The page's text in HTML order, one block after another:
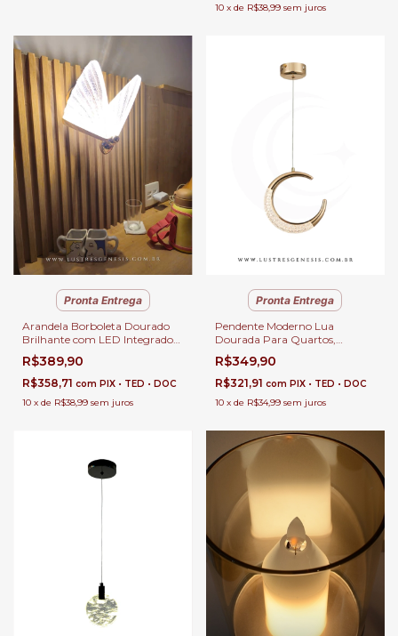
10 x de R$38,99 sem juros
Pronta Entrega
Arandela Borboleta Dourado
Brilhante com LED Integrado
para Cabeceira de Cama e
Lavabos
R$389,90
R$358,71 com PIX • TED • DOC
10 x de R$38,99 sem juros
Pronta Entrega
Pendente Moderno Lua
Dourada Para Quartos,
Lavabos, Banheiro, Cabeceira
de Cama
R$349,90
R$321,91 com PIX • TED • DOC
10 x de R$34,99 sem juros